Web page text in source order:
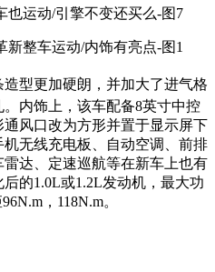
造型更加硬朗，并加大了进气格
。内饰上，该车配备8英寸中控
风口改为方形并置于显示屏下
无线充电板、自动空调、前排
达、定速巡航等在新车上也有
的1.0L或1.2L发动机，最大功
，118N.m。